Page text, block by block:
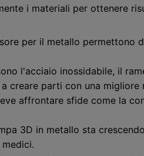
i materiali per ottenere
per il metallo permettono
l'acciaio inossidabile, il
creare parti con una
affrontare sfide come la
3D in metallo sta